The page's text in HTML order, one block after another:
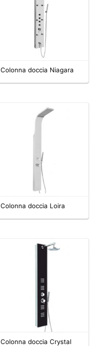
Colonna doccia Niagara
Colonna doccia Loira
Colonna doccia Crystal